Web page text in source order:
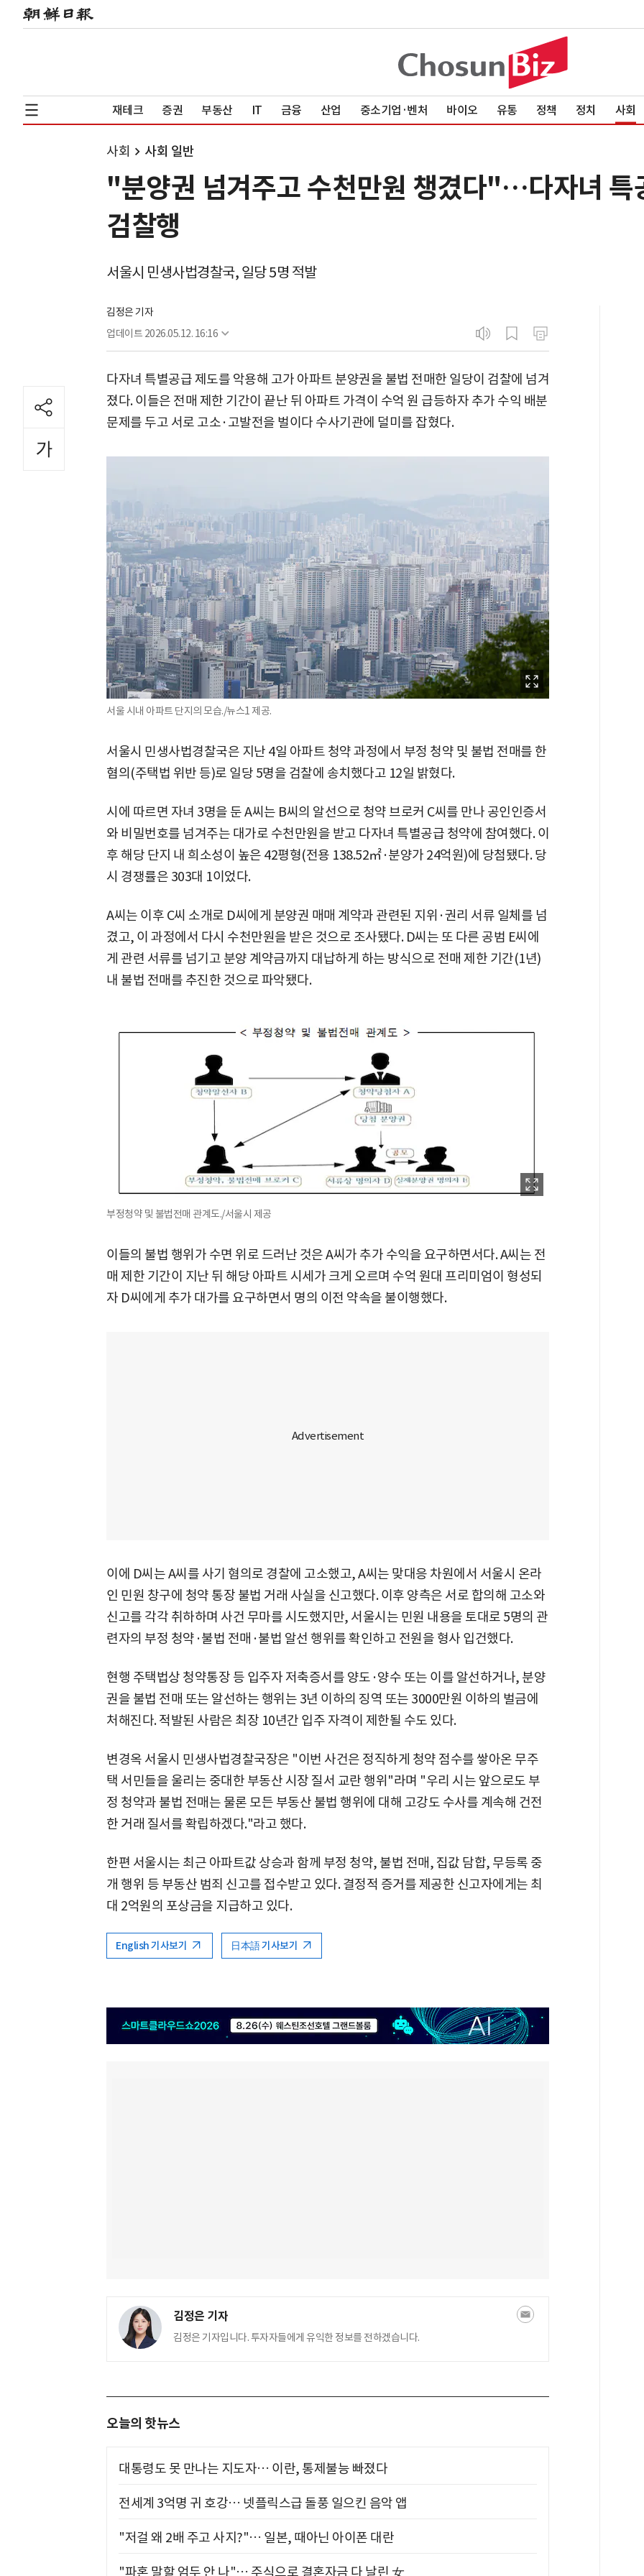
재테크 증권 부동산 IT 금융 산업 중소기업·벤처 바이오 유통 정책 정치 사회
사회 사회 일반
"분양권 넘겨주고 수천만원 챙겼다"…다자녀 특
검찰행
서울시 민생사법경찰국, 일당 5명 적발
김정은 기자
업데이트 2026.05.12. 16:16
다자녀 특별공급 제도를 악용해 고가 아파트 분양권을 불법 전매한 일당이 검찰에 넘겨
졌다. 이들은 전매 제한 기간이 끝난 뒤 아파트 가격이 수억 원 급등하자 추가 수익 배분
문제를 두고 서로 고소·고발전을 벌이다 수사기관에 덜미를 잡혔다.
서울 시내 아파트 단지의 모습./뉴스1 제공.
서울시 민생사법경찰국은 지난 4일 아파트 청약 과정에서 부정 청약 및 불법 전매를 한
혐의(주택법 위반 등)로 일당 5명을 검찰에 송치했다고 12일 밝혔다.
시에 따르면 자녀 3명을 둔 A씨는 B씨의 알선으로 청약 브로커 C씨를 만나 공인인증서
와 비밀번호를 넘겨주는 대가로 수천만원을 받고 다자녀 특별공급 청약에 참여했다. 이
후 해당 단지 내 희소성이 높은 42평형(전용 138.52㎡·분양가 24억원)에 당첨됐다. 당
시 경쟁률은 303대 1이었다.
A씨는 이후 C씨 소개로 D씨에게 분양권 매매 계약과 관련된 지위·권리 서류 일체를 넘
겼고, 이 과정에서 다시 수천만원을 받은 것으로 조사됐다. D씨는 또 다른 공범 E씨에
게 관련 서류를 넘기고 분양 계약금까지 대납하게 하는 방식으로 전매 제한 기간(1년)
내 불법 전매를 추진한 것으로 파악됐다.
부정청약 및 불법전매 관계도./서울시 제공
이들의 불법 행위가 수면 위로 드러난 것은 A씨가 추가 수익을 요구하면서다. A씨는 전
매 제한 기간이 지난 뒤 해당 아파트 시세가 크게 오르며 수억 원대 프리미엄이 형성되
자 D씨에게 추가 대가를 요구하면서 명의 이전 약속을 불이행했다.
이에 D씨는 A씨를 사기 혐의로 경찰에 고소했고, A씨는 맞대응 차원에서 서울시 온라
인 민원 창구에 청약 통장 불법 거래 사실을 신고했다. 이후 양측은 서로 합의해 고소와
신고를 각각 취하하며 사건 무마를 시도했지만, 서울시는 민원 내용을 토대로 5명의 관
련자의 부정 청약·불법 전매·불법 알선 행위를 확인하고 전원을 형사 입건했다.
현행 주택법상 청약통장 등 입주자 저축증서를 양도·양수 또는 이를 알선하거나, 분양
권을 불법 전매 또는 알선하는 행위는 3년 이하의 징역 또는 3000만원 이하의 벌금에
처해진다. 적발된 사람은 최장 10년간 입주 자격이 제한될 수도 있다.
변경옥 서울시 민생사법경찰국장은 "이번 사건은 정직하게 청약 점수를 쌓아온 무주
택 서민들을 울리는 중대한 부동산 시장 질서 교란 행위"라며 "우리 시는 앞으로도 부
정 청약과 불법 전매는 물론 모든 부동산 불법 행위에 대해 고강도 수사를 계속해 건전
한 거래 질서를 확립하겠다."라고 했다.
한편 서울시는 최근 아파트값 상승과 함께 부정 청약, 불법 전매, 집값 담합, 무등록 중
개 행위 등 부동산 범죄 신고를 접수받고 있다. 결정적 증거를 제공한 신고자에게는 최
대 2억원의 포상금을 지급하고 있다.
English 기사보기 日本語 기사보기
김정은 기자
김정은 기자입니다. 투자자들에게 유익한 정보를 전하겠습니다.
오늘의 핫뉴스
대통령도 못 만나는 지도자… 이란, 통제불능 빠졌다
전세계 3억명 귀 호강… 넷플릭스급 돌풍 일으킨 음악 앱
"저걸 왜 2배 주고 사지?"… 일본, 때아닌 아이폰 대란
"파혼 말할 엄두 안 나"… 주식으로 결혼자금 다 날린 女